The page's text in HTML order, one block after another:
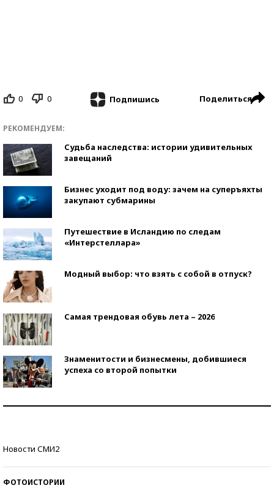
0 0 Подпишись Поделиться
РЕКОМЕНДУЕМ:
Судьба наследства: истории удивительных
завещаний
Бизнес уходит под воду: зачем на суперъяхты
закупают субмарины
Путешествие в Исландию по следам
«Интерстеллара»
Модный выбор: что взять с собой в отпуск?
Самая трендовая обувь лета – 2026
Знаменитости и бизнесмены, добившиеся
успеха со второй попытки
Новости СМИ2
ФОТОИСТОРИИ